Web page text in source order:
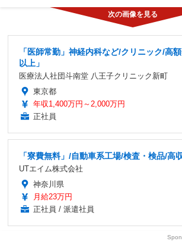
「医師常勤」神経内科など/クリニック/高
以上」
医療法人社団斗南堂 八王子クリニック新町
東京都
年収1,400万円～2,000万円
正社員
「寮費無料」/自動車系工場/検査・検品/高
UTエイム株式会社
神奈川県
月給23万円
正社員 / 派遣社員